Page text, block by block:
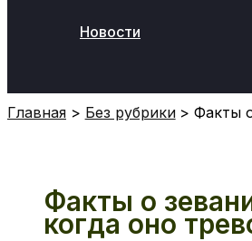
Новости
Главная Без рубрики Факты
Факты о
когда оно